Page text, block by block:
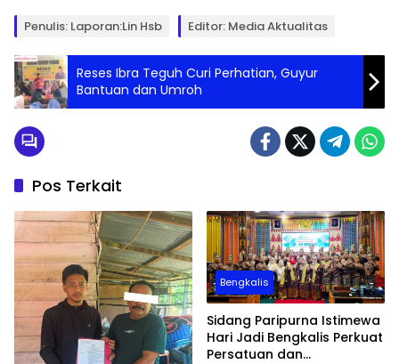
Penulis: Laporan:Lin Hsb Editor: Media Aktualitas
Reses Ibra Teguh Curi Perhatian, Guyur
Bantuan dan Umroh
Pos Terkait
Bengkalis
Sidang Paripurna Istimewa
Hari Jadi Bengkalis Perkuat
Persatuan dan